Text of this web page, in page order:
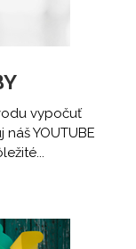
vypočuť
YOUTUBE